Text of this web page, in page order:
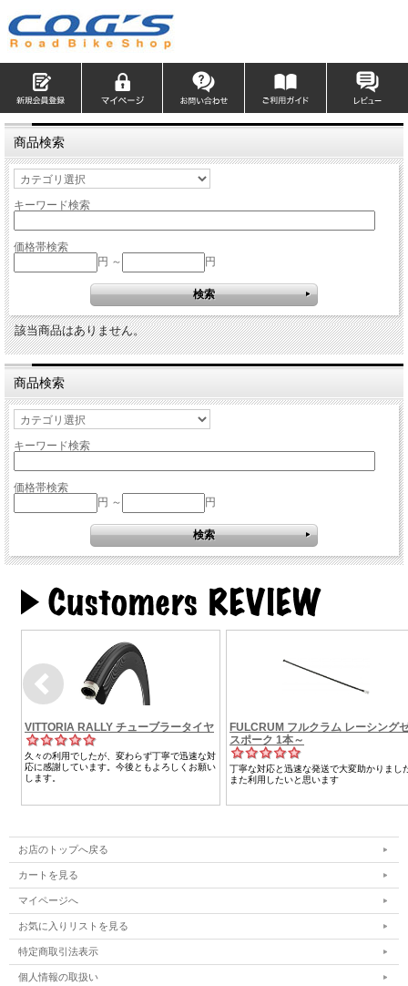
商品検索
キーワード検索
価格帯検索
円 ～
円
該当商品はありません。
商品検索
キーワード検索
価格帯検索
円 ～
円
お店のトップへ戻る
カートを見る
マイページへ
お気に入りリストを見る
特定商取引法表示
個人情報の取扱い